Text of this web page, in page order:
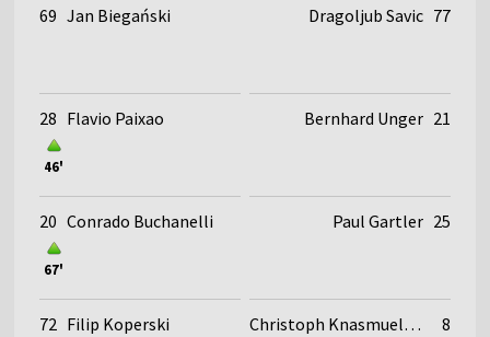
69 Jan Biegański
28 Flavio Paixao
46'
20 Conrado Buchanelli
67'
72 Filip Koperski
Dragoljub Savic 77
Bernhard Unger 21
Paul Gartler 25
Christoph Knasmuellner 8